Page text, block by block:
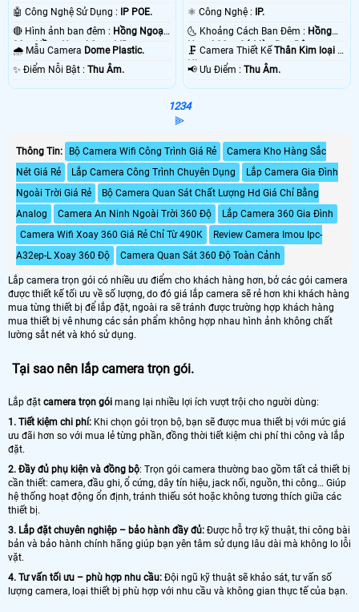
🤖️ Công Nghệ Sử Dụng :
IP POE.
🔴 Hình ảnh ban đêm : Hồng Ngoại
30m Hồng Ngoại Smart IR.
🌧️ Mẫu Camera Dome Plastic.
️✨ Điểm Nỗi Bật : Thu Âm.
⚛️ Công Nghệ :
IP.
🌜 Khoảng Cách Ban Đêm : Hồng
Ngoại 30m Có Màu Ban Ðêm.
🗜️ Camera Thiết KếThân Kim loại +
Nhựa.
️📢 Ưu Điểm :Thu Âm.
1234
⫸
Thông Tin: Bộ Camera Wifi Công Trình Giá Rẻ
Camera Kho Hàng Sắc
Nét Giá Rẻ
Lắp Camera Công Trình Chuyên Dụng
Lắp Camera Gia Đình
Ngoài Trời Giá Rẻ
Bộ Camera Quan Sát Chất Lượng Hd Giá Chỉ Bằng
Analog
Camera An Ninh Ngoài Trời 360 Độ
Lắp Camera 360 Gia Đình
Camera Wifi Xoay 360 Giá Rẻ Chỉ Từ 490K
Review Camera Imou Ipc-
A32ep-L Xoay 360 Độ
Camera Quan Sát 360 Độ Toàn Cảnh
Lắp camera trọn gói có nhiều ưu điểm cho khách hàng hơn, bở các gói camera
được thiết kế tối ưu về số lượng, do đó giá lắp camera sẽ rẻ hơn khi khách hàng
mua từng thiết bị để lắp đặt, ngoài ra sẽ tránh được trường hợp khách hàng
mua thiết bị vê nhưng các sản phẩm không hợp nhau hình ảnh không chất
lường sắt nét và khó sử dụng.
Tại sao nên lắp camera trọn gói.
Lắp đặt camera trọn gói mang lại nhiều lợi ích vượt trội cho người dùng:
1. Tiết kiệm chi phí: Khi chọn gói trọn bộ, bạn sẽ được mua thiết bị với mức giá
ưu đãi hơn so với mua lẻ từng phần, đồng thời tiết kiệm chi phí thi công và lắp
đặt.
2. Đầy đủ phụ kiện và đồng bộ: Trọn gói camera thường bao gồm tất cả thiết bị
cần thiết: camera, đầu ghi, ổ cứng, dây tín hiệu, jack nối, nguồn, thi công… Giúp
hệ thống hoạt động ổn định, tránh thiếu sót hoặc không tương thích giữa các
thiết bị.
3. Lắp đặt chuyên nghiệp – bảo hành đầy đủ: Được hỗ trợ kỹ thuật, thi công bài
bản và bảo hành chính hãng giúp bạn yên tâm sử dụng lâu dài mà không lo lỗi
vặt.
4. Tư vấn tối ưu – phù hợp nhu cầu: Đội ngũ kỹ thuật sẽ khảo sát, tư vấn số
lượng camera, loại thiết bị phù hợp với nhu cầu và không gian thực tế của bạn.